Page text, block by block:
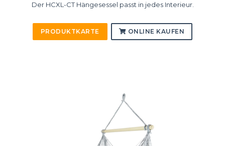
Der HCXL-CT Hängesessel passt in jedes Interieur.
PRODUKTKARTE ONLINE KAUFEN